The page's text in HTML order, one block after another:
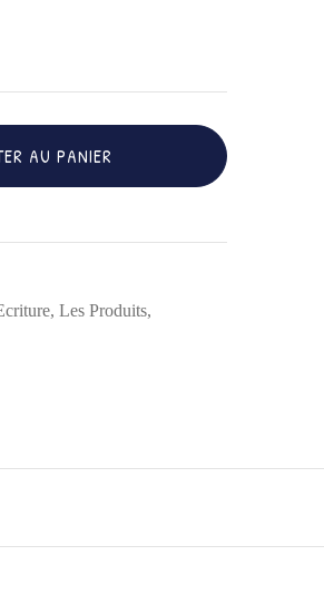
AU PANIER
, Les Produits,